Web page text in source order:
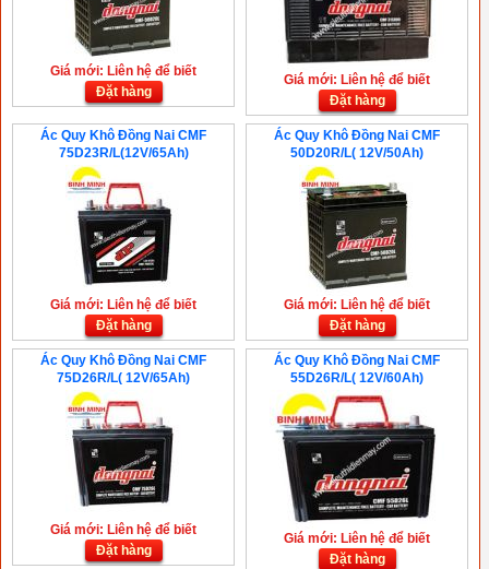
Giá mới: Liên hệ để biết
Đặt hàng
Giá mới: Liên hệ để biết
Đặt hàng
Ác Quy Khô Đồng Nai CMF
75D23R/L(12V/65Ah)
Giá mới: Liên hệ để biết
Đặt hàng
Ác Quy Khô Đồng Nai CMF
50D20R/L( 12V/50Ah)
Giá mới: Liên hệ để biết
Đặt hàng
Ác Quy Khô Đồng Nai CMF
75D26R/L( 12V/65Ah)
Giá mới: Liên hệ để biết
Đặt hàng
Ác Quy Khô Đồng Nai CMF
55D26R/L( 12V/60Ah)
Giá mới: Liên hệ để biết
Đặt hàng